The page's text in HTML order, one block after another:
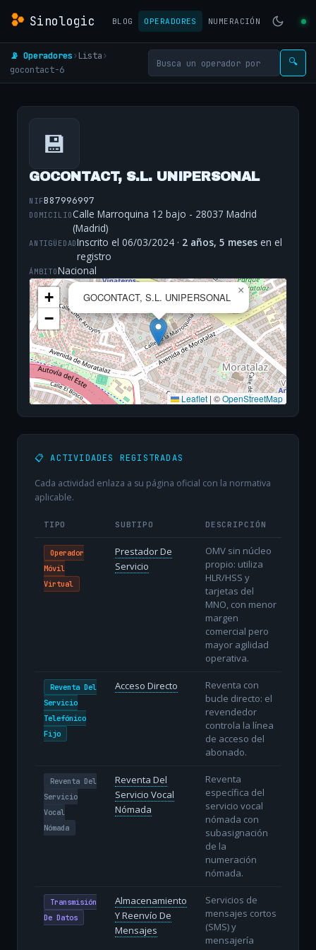
Sinologic BLOG OPERADORES NUMERACIÓN
📡 Operadores› Lista›
gocontact-6
🔍
💾
GOCONTACT, S.L. UNIPERSONAL
NIFB87996997
DOMICILIOCalle Marroquina 12 bajo - 28037 Madrid
(Madrid)
ANTIGÜEDADInscrito el 06/03/2024 · 2 años, 5 meses en el
registro
ÁMBITONacional
GOCONTACT, S.L. UNIPERSONAL
×
+
−
Leaflet | ©OpenStreetMap
📋 ACTIVIDADES REGISTRADAS
Cada actividad enlaza a su página oficial con la normativa
aplicable.
TIPO SUBTIPO DESCRIPCIÓN
Operador
Móvil
Virtual
Prestador De
Servicio
OMV sin núcleo
propio: utiliza
HLR/HSS y
tarjetas del
MNO, con menor
margen
comercial pero
mayor agilidad
operativa.
Reventa Del
Servicio
Telefónico
Fijo
Acceso Directo
Reventa con
bucle directo: el
revendedor
controla la línea
de acceso del
abonado.
Reventa Del
Servicio
Vocal
Nómada
Reventa Del
Servicio Vocal
Nómada
Reventa
específica del
servicio vocal
nómada con
subasignación
de la
numeración
nómada.
Transmisión
De Datos
Almacenamiento
Y Reenvío De
Mensajes
Servicios de
mensajes cortos
(SMS) y
mensajería